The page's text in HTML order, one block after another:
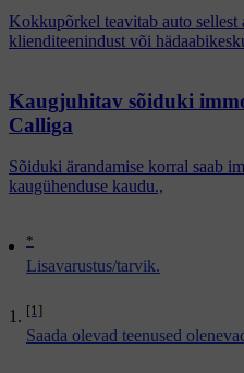
*
Lisavarustus/tarvik.
[1]
Saada olevad teenused
Kokkupõrkel teavitab auto
klienditeenindust või
Kaugjuhitav sõiduki
Calliga
Sõiduki ärandamise korral saab
kaugühenduse kaudu.,